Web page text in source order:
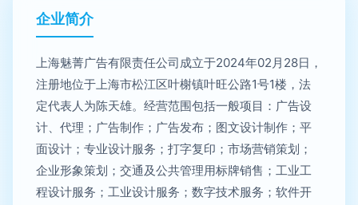
企业简介
上海魅菁广告有限责任公司成立于2024年02月28日，
注册地位于上海市松江区叶榭镇叶旺公路1号1楼，法
定代表人为陈天雄。经营范围包括一般项目：广告设
计、代理；广告制作；广告发布；图文设计制作；平
面设计；专业设计服务；打字复印；市场营销策划；
企业形象策划；交通及公共管理用标牌销售；工业工
程设计服务；工业设计服务；数字技术服务；软件开